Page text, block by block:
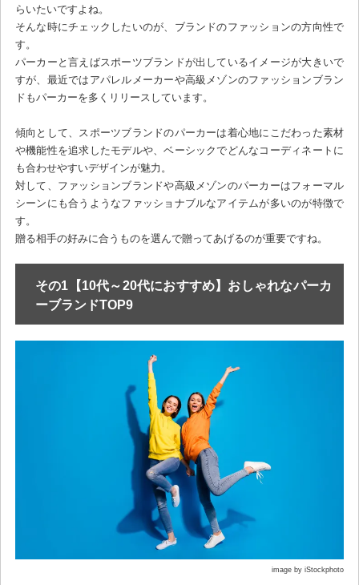
らいたいですよね。
そんな時にチェックしたいのが、ブランドのファッションの方向性で
す。
パーカーと言えばスポーツブランドが出しているイメージが大きいで
すが、最近ではアパレルメーカーや高級メゾンのファッションブラン
ドもパーカーを多くリリースしています。
傾向として、スポーツブランドのパーカーは着心地にこだわった素材
や機能性を追求したモデルや、ベーシックでどんなコーディネートに
も合わせやすいデザインが魅力。
対して、ファッションブランドや高級メゾンのパーカーはフォーマル
シーンにも合うようなファッショナブルなアイテムが多いのが特徴で
す。
贈る相手の好みに合うものを選んで贈ってあげるのが重要ですね。
その1【10代～20代におすすめ】おしゃれなパーカ
ーブランドTOP9
image by iStockphoto